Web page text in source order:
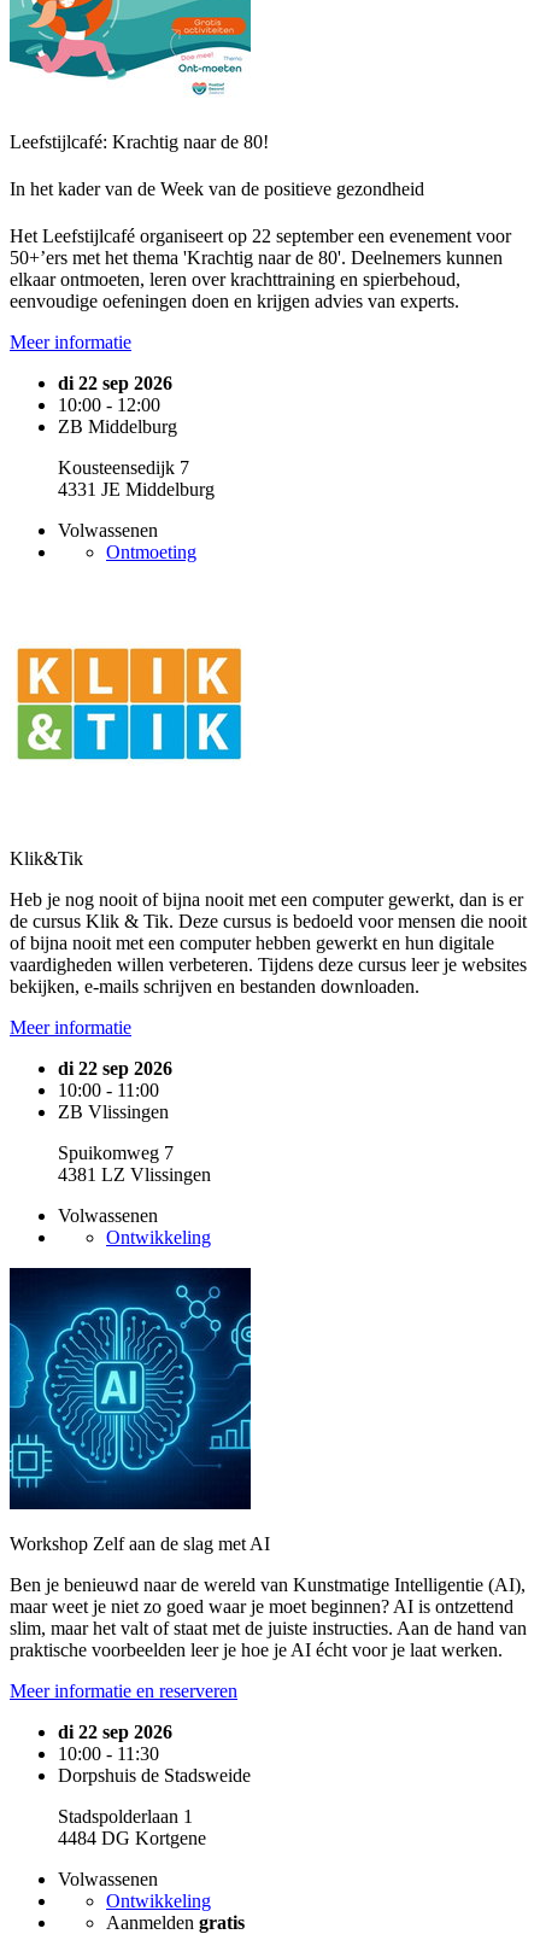
Leefstijlcafé: Krachtig naar de 80!
In het kader van de Week van de positieve gezondheid
Het Leefstijlcafé organiseert op 22 september een evenement voor
50+’ers met het thema 'Krachtig naar de 80'. Deelnemers kunnen
elkaar ontmoeten, leren over krachttraining en spierbehoud,
eenvoudige oefeningen doen en krijgen advies van experts.
Meer informatie
di 22 sep 2026
10:00 - 12:00
ZB Middelburg
Kousteensedijk 7
4331 JE Middelburg
Volwassenen
Ontmoeting
Klik&Tik
Heb je nog nooit of bijna nooit met een computer gewerkt, dan is er
de cursus Klik & Tik. Deze cursus is bedoeld voor mensen die nooit
of bijna nooit met een computer hebben gewerkt en hun digitale
vaardigheden willen verbeteren. Tijdens deze cursus leer je websites
bekijken, e-mails schrijven en bestanden downloaden.
Meer informatie
di 22 sep 2026
10:00 - 11:00
ZB Vlissingen
Spuikomweg 7
4381 LZ Vlissingen
Volwassenen
Ontwikkeling
Workshop Zelf aan de slag met AI
Ben je benieuwd naar de wereld van Kunstmatige Intelligentie (AI),
maar weet je niet zo goed waar je moet beginnen? AI is ontzettend
slim, maar het valt of staat met de juiste instructies. Aan de hand van
praktische voorbeelden leer je hoe je AI écht voor je laat werken.
Meer informatie en reserveren
di 22 sep 2026
10:00 - 11:30
Dorpshuis de Stadsweide
Stadspolderlaan 1
4484 DG Kortgene
Volwassenen
Ontwikkeling
Aanmelden gratis